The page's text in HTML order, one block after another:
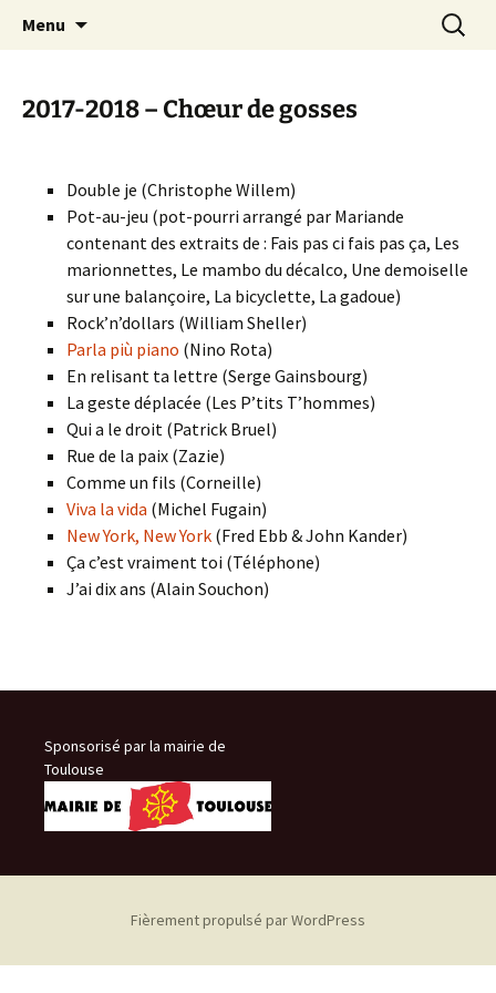
Il était une voix
Chorale de Rangueil
Menu
2017-2018 – Chœur de gosses
Double je (Christophe Willem)
Pot-au-jeu (pot-pourri arrangé par Mariande
contenant des extraits de : Fais pas ci fais pas ça, Les
marionnettes, Le mambo du décalco, Une demoiselle
sur une balançoire, La bicyclette, La gadoue)
Rock’n’dollars (William Sheller)
Parla più piano (Nino Rota)
En relisant ta lettre (Serge Gainsbourg)
La geste déplacée (Les P’tits T’hommes)
Qui a le droit (Patrick Bruel)
Rue de la paix (Zazie)
Comme un fils (Corneille)
Viva la vida (Michel Fugain)
New York, New York (Fred Ebb & John Kander)
Ça c’est vraiment toi (Téléphone)
J’ai dix ans (Alain Souchon)
Sponsorisé par la mairie de
Toulouse
Fièrement propulsé par WordPress